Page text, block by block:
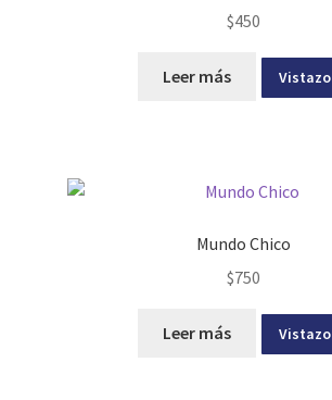
$450
Leer más Vistazo
Mundo Chico
$750
Leer más Vistazo